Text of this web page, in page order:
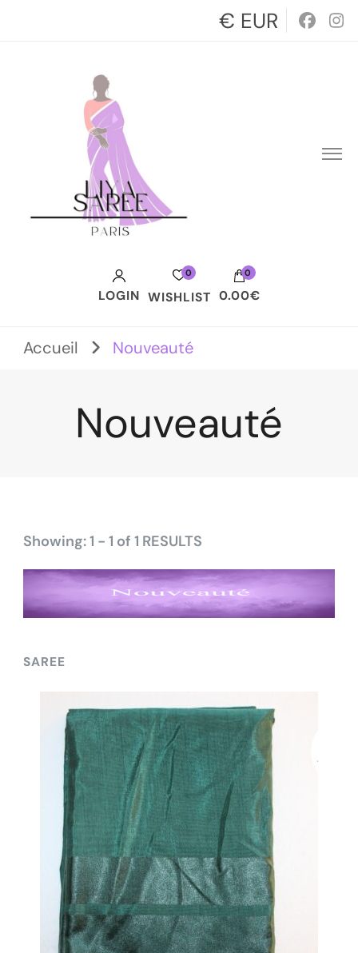
€ EUR
LOGIN
0
WISHLIST
0
0.00€
Votre panier est vide.
Accueil Nouveauté
Nouveauté
Showing: 1 - 1 of 1 RESULTS
SAREE